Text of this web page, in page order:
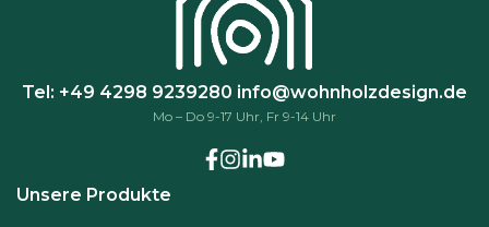
Tel: +49 4298 9239280 info@wohnholzdesign.de
Mo – Do 9-17 Uhr, Fr 9-14 Uhr
Unsere Produkte